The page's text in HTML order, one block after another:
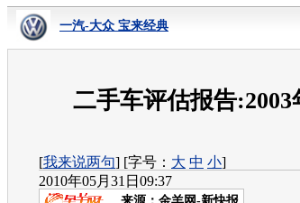
一汽-大众 宝来经典
二手车评估报告
[我来说两句] [字号： 大 中 小]
2010年05月31日09:37